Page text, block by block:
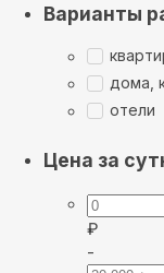
Варианты
дома,
отели
Цена за
₽
-